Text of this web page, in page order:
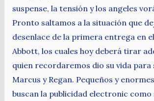
suspense, la tensión y los angeles
Pronto saltamos a la situación que
desenlace de la primera entrega en
Abbott, los cuales hoy deberá tirar
quien recordaremos dio su vida para
Marcus y Regan. Pequeños y
buscan la publicidad electronic como